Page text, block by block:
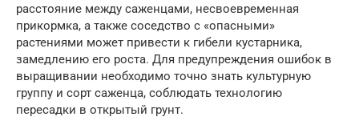
расстояние между саженцами, несвоевременная
прикормка, а также соседство с «опасными»
растениями может привести к гибели кустарника,
замедлению его роста. Для предупреждения ошибок в
выращивании необходимо точно знать культурную
группу и сорт саженца, соблюдать технологию
пересадки в открытый грунт.